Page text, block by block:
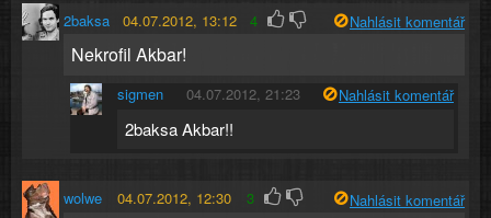
2baksa 04.07.2012, 13:12 4 Nahlásit komentář
Nekrofil Akbar!
sigmen 04.07.2012, 21:23 Nahlásit komentář
2baksa Akbar!!
wolwe 04.07.2012, 12:30 3 Nahlásit komentář